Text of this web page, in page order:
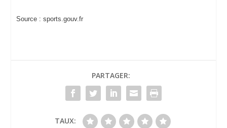
Source : sports.gouv.fr
PARTAGER:
TAUX: